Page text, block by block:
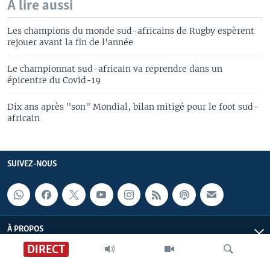
DIRECT
A lire aussi
Les champions du monde sud-africains de Rugby espèrent
rejouer avant la fin de l'année
Le championnat sud-africain va reprendre dans un
épicentre du Covid-19
Dix ans après "son" Mondial, bilan mitigé pour le foot sud-
africain
SUIVEZ-NOUS
À PROPOS